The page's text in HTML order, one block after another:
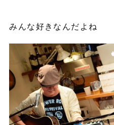
みんな好きなんだよね